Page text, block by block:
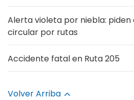
Alerta violeta por niebla:
circular por rutas
Accidente fatal en Ruta 205
Volver Arriba